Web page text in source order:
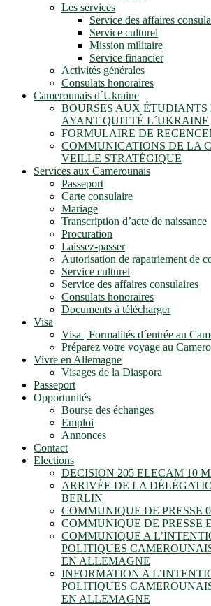
Les services
Service des affaires
Service culturel
Mission militaire
Service financier
Activités générales
Consulats honoraires
Camerounais d´Ukraine
BOURSES AUX ÉTUDIANTS
AYANT QUITTÉ L´UKRAINE
FORMULAIRE DE
COMMUNICATIONS DE LA
VEILLE STRATÉGIQUE
Services aux Camerounais
Passeport
Carte consulaire
Mariage
Transcription d’acte de naissance
Procuration
Laissez-passer
Autorisation de rapatriement de
Service culturel
Service des affaires consulaires
Consulats honoraires
Documents à télécharger
Visa
Visa | Formalités d´entrée au
Préparez votre voyage au
Vivre en Allemagne
Visages de la Diaspora
Passeport
Opportunités
Bourse des échanges
Emploi
Annonces
Contact
Elections
DECISION 205 ELECAM 10
ARRIVÉE DE LA
BERLIN
COMMUNIQUE DE PRESSE
COMMUNIQUE DE PRESSE
COMMUNIQUE A
POLITIQUES
EN ALLEMAGNE
INFORMATION A
POLITIQUES
EN ALLEMAGNE